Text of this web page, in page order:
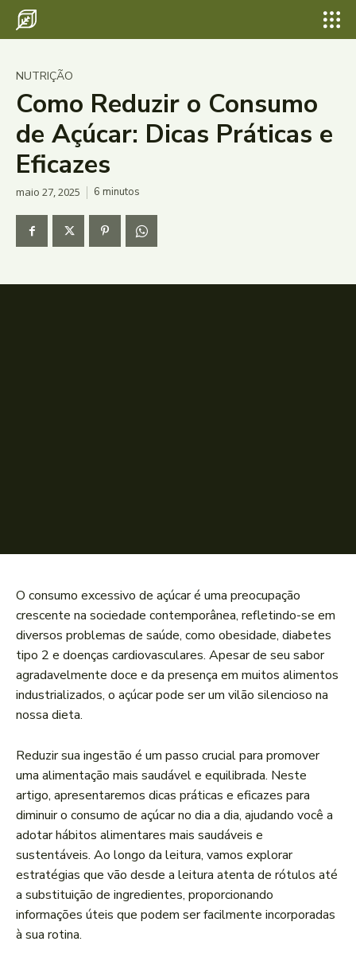
NUTRIÇÃO
Como Reduzir o Consumo
de Açúcar: Dicas Práticas e
Eficazes
maio 27, 2025 6 minutos
O consumo excessivo ⁣de açúcar é uma​ preocupação
crescente​ na sociedade contemporânea, refletindo-se em
‍diversos problemas de saúde, como obesidade, diabetes
tipo 2 e doenças cardiovasculares. Apesar de ‌seu sabor⁣
agradavelmente doce e da presença em muitos alimentos
industrializados, o açúcar pode ser um vilão silencioso na
nossa dieta.
Reduzir⁤ sua ingestão é um passo crucial para promover
uma alimentação mais saudável e equilibrada. Neste
artigo, apresentaremos dicas ​práticas e⁤ eficazes para
⁤diminuir o consumo de açúcar no dia a dia, ajudando você a‌
adotar hábitos alimentares mais saudáveis‍ e
sustentáveis. Ao longo da ‌leitura, vamos explorar
estratégias‍ que⁣ vão desde a leitura atenta de rótulos até
a substituição de ingredientes, proporcionando
informações ‍úteis que podem ser facilmente incorporadas
à sua rotina.